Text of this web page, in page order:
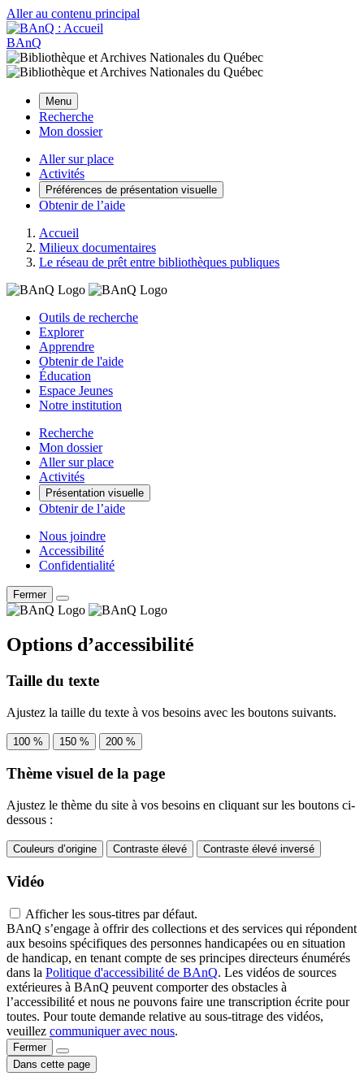
Aller au contenu principal
BAnQ
Menu
Recherche
Mon dossier
Aller sur place
Activités
Préférences de présentation visuelle
Obtenir de l’aide
Accueil
Milieux documentaires
Le réseau de prêt entre bibliothèques publiques
Outils de recherche
Explorer
Apprendre
Obtenir de l'aide
Éducation
Espace Jeunes
Notre institution
Recherche
Mon dossier
Aller sur place
Activités
Présentation visuelle
Obtenir de l’aide
Nous joindre
Accessibilité
Confidentialité
Fermer
Options d’accessibilité
Taille du texte
Ajustez la taille du texte à vos besoins avec les boutons suivants.
100 % 150 % 200 %
Thème visuel de la page
Ajustez le thème du site à vos besoins en cliquant sur les boutons ci-
dessous :
Couleurs d’origine Contraste élevé Contraste élevé inversé
Vidéo
Afficher les sous-titres par défaut.
BAnQ s’engage à offrir des collections et des services qui répondent
aux besoins spécifiques des personnes handicapées ou en situation
de handicap, en tenant compte de ses principes directeurs énumérés
dans la Politique d'accessibilité de BAnQ. Les vidéos de sources
extérieures à BAnQ peuvent comporter des obstacles à
l’accessibilité et nous ne pouvons faire une transcription écrite pour
toutes. Pour toute demande relative au sous-titrage des vidéos,
veuillez communiquer avec nous.
Fermer
Dans cette page